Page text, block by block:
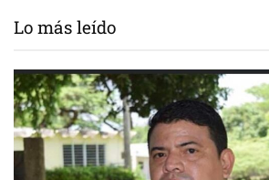
Lo más leído